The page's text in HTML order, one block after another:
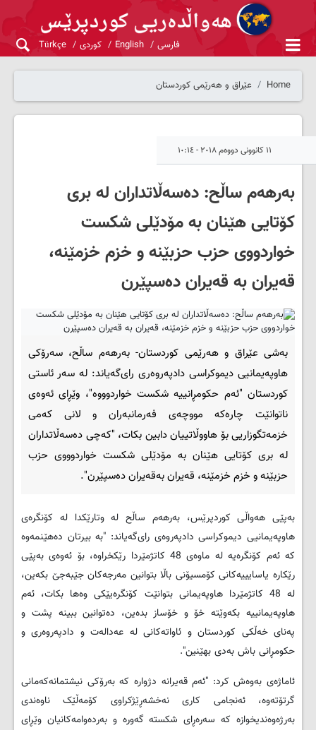
فارسی English کوردی Türkçe
Home عێراق و هەرێمی کوردستان
١١ کانوونی دووەم ٢٠١٨ - ١٠:١٤
به‌رهه‌م ساڵح: ده‌سه‌ڵاتداران له ‌بری
كۆتایی هێنان به‌ مۆدێلی شكست
خواردووی حزب حزبێنه‌ و خزم خزمێنه‌،
قه‌یران به‌ قه‌یران ده‌سپێرن
به‌شی عێراق و هه‌رێمی کوردستان- به‌رهه‌م ساڵح، سه‌رۆكی
هاوپه‌یمانیی دیموكراسی دادپه‌روه‌ری رای‌گه‌یاند: له ‌سه‌ر ئاستی
كوردستان "ئه‌م حكومڕانییه‌ شكست خواردوووه"، وێڕای ئه‌وه‌ی
ناتوانێت چاره‌كه‌ مووچه‌ی فه‌رمانبه‌ران و لانی كه‌می
خزمه‌تگوزاریی بۆ هاووڵاتییان دابین بكات، "كه‌چی ده‌سه‌ڵاتداران
له‌ بری كۆتایی هێنان به‌ مۆدێلی شكست خواردوووی حزب
حزبێنه‌ و خزم خزمێنه‌، قه‌یران به‌قه‌یران ده‌سپێرن".
به‌پێی هه‌واڵی کوردپرێس، به‌رهه‌م ساڵح له‌ وتارێكدا له‌ كۆنگره‌ی
هاوپه‌یمانیی دیموكراسی دادپه‌روه‌ی رای‌گه‌یاند: "به ‌بیرتان ده‌هێنمه‌وه‌
كه‌ ئه‌م كۆنگره‌یه‌ له ‌ماوه‌ی 48 كاتژمێردا رێكخراوه‌، بۆ ئه‌وه‌ی به‌پێی
رێكاره‌ یاسایییه‌كانی كۆمسیۆنی باڵا بتوانین مه‌رجه‌كان جێبه‌جێ بكه‌ین،
له‌ 48 كاتژمێردا هاوپه‌یمانی بتوانێت كۆنگره‌یێكی وه‌ها بكات، ئه‌م
هاوپه‌یمانییه‌ بکه‌وێته‌ خۆ و خۆساز بده‌ین، ده‌توانین ببینه‌ پشت و
په‌نای خه‌ڵكی كوردستان و ئاواته‌كانی له‌ عه‌داله‌ت و دادپه‌روه‌ری و
حكومڕانی باش به‌دی بهێنین".
ئاماژه‌ی به‌وه‌ش كرد: "ئه‌م قه‌یرانه‌ دژواره‌ كه‌ به‌رۆكی نیشتمانه‌كه‌مانی
گرتۆ‌ته‌وه‌، ئه‌نجامی كاری نه‌خشه‌ڕێژكراوی كۆمه‌ڵێک ناوه‌ندی
به‌رژه‌وه‌ندیخوازه‌ كه‌ سه‌ره‌ڕای شكسته‌ گه‌وره‌ و به‌رده‌وامه‌كانیان وێڕای